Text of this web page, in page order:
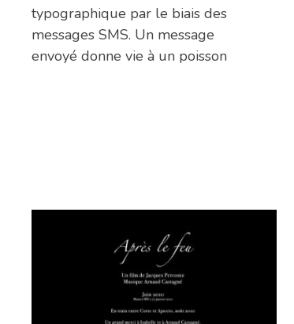
typographique par le biais des
messages SMS. Un message
envoyé donne vie à un poisson